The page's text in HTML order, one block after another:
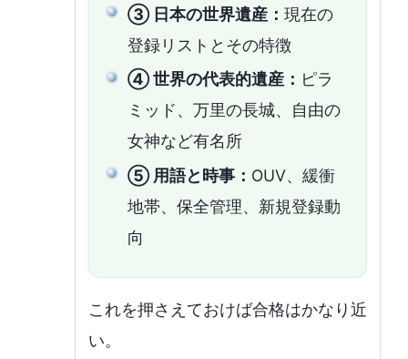
③ 日本の世界遺産： 現在の
登録リストとその特徴
④ 世界の代表的遺産： ピラ
ミッド、万里の長城、自由の
女神など有名所
⑤ 用語と時事： OUV、緩衝
地帯、保全管理、新規登録動
向
これを押さえておけば合格はかなり近
い。